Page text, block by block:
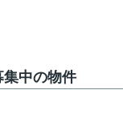
中の物件